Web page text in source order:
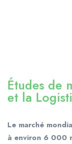
Études de
et la
Le marché
à environ 6 000